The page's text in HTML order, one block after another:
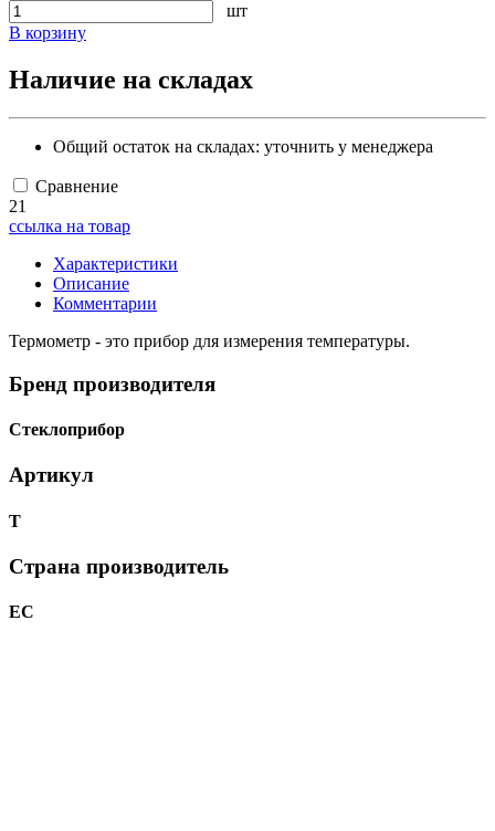
шт
В корзину
Наличие на складах
Общий остаток на складах: уточнить у менеджера
Сравнение
21
ссылка на товар
Характеристики
Описание
Комментарии
Термометр - это прибор для измерения температуры.
Бренд производителя
Стеклоприбор
Артикул
Т
Страна производитель
ЕС